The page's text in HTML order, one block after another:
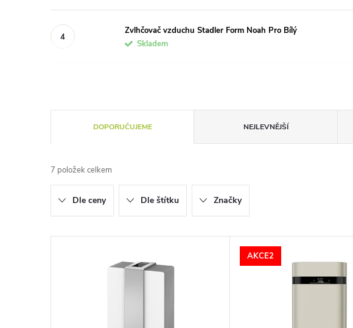
Zvlhčovač vzduchu Stadler Form Noah Pro Bílý
Skladem
a
z
e
n
DOPORUČUJEME NEJLEVNĚJŠÍ
7 položek celkem
Dle ceny Dle štítku Značky
AKCE2